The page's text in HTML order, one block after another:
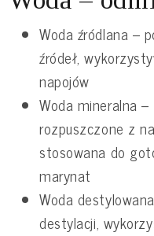
Woda źródlana –
źródeł,
napojów
Woda mineralna
rozpuszczone z
stosowana do
marynat
Woda
destylacji,